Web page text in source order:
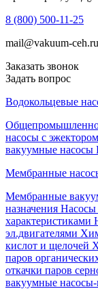
8 (800) 500-11-25
mail@vakuum-ceh.ru
Заказать звонок
Задать вопрос
Водокольцевые
насосы с эжектором
вакуумные насосы
Мембранные
Мембранные
назначения
характеристиками
эл.двигателями
кислот и щелочей
паров
откачки паров
вакуумные